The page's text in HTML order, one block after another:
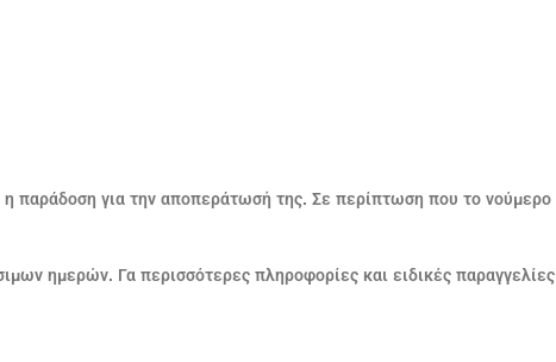
η παράδοση για την αποπεράτωσή της. Σε περίπτωση που το νούμερο
ημερών. Γα περισσότερες πληροφορίες και ειδικές παραγγελίες